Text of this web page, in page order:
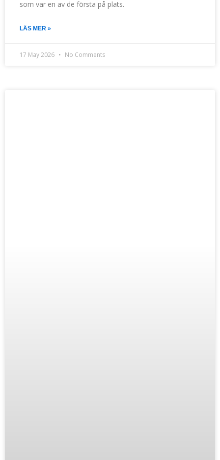
som var en av de första på plats.
LÄS MER »
17 May 2026 No Comments